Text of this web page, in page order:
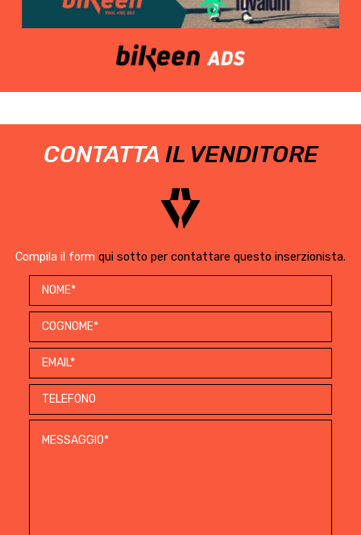
CONTATTA IL VENDITORE
Compila il form qui sotto per contattare questo inserzionista.